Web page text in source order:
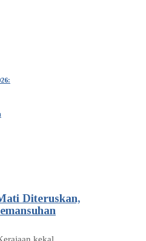
Diteruskan,